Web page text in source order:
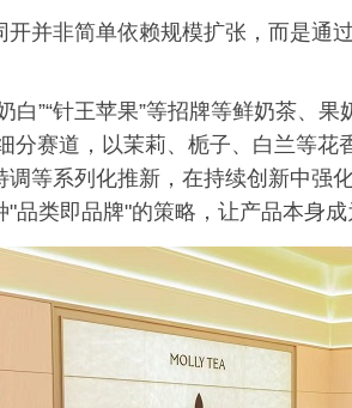
开并非简单依赖规模扩张，而是通
白”“针王苹果”等招牌等鲜奶茶、
分赛道，以茉莉、栀子、白兰等
调等系列化推新，在持续创新中强
"品类即品牌"的策略，让产品本身